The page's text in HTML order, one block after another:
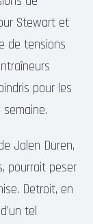
Stewart et
de tensions
pour les
Jalen Duren,
pourrait peser
Detroit, en
tel